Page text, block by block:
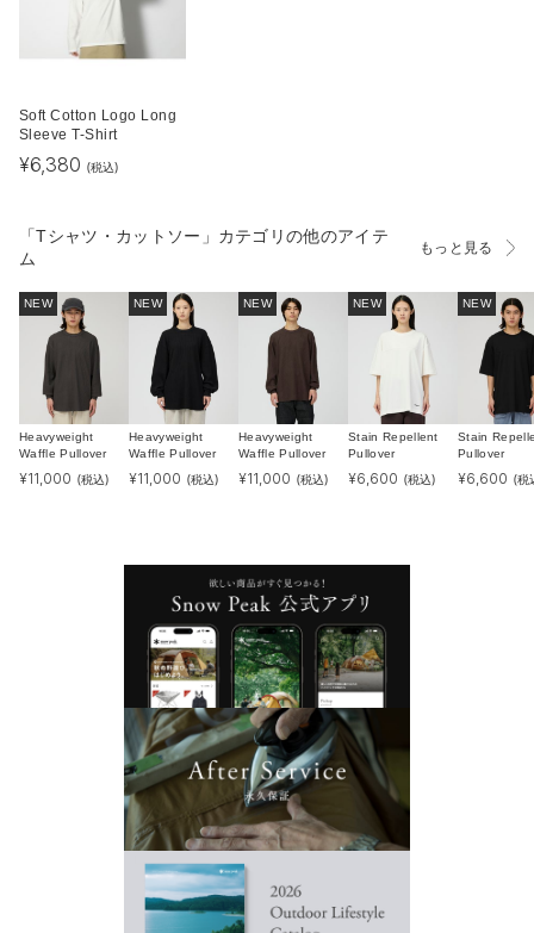
Soft Cotton Logo Long
Sleeve T-Shirt
¥6,380 (税込)
「Tシャツ・カットソー」カテゴリの他のアイテ
ム
もっと見る
NEW
Heavyweight
Waffle Pullover
¥11,000 (税込)
NEW
Heavyweight
Waffle Pullover
¥11,000 (税込)
NEW
Heavyweight
Waffle Pullover
¥11,000 (税込)
NEW
Stain Repellent
Pullover
¥6,600 (税込)
NEW
Stain
Pullover
¥6,600 (税